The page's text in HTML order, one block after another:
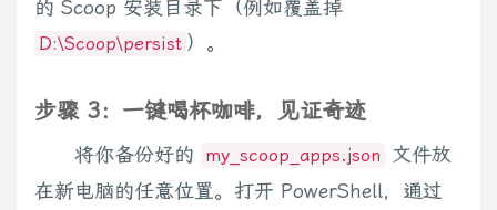
的 Scoop 安装目录下（例如覆盖掉
D:\Scoop\persist ）。
步骤 3：一键喝杯咖啡，见证奇迹
将你备份好的 my_scoop_apps.json
文件放
在新电脑的任意位置。打开 PowerShell，通过